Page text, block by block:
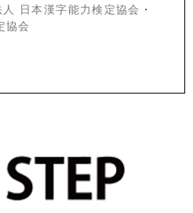
人 日本漢字能力検定協会 ・
協会